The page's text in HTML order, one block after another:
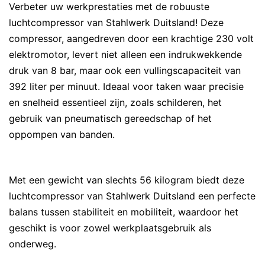
Verbeter uw werkprestaties met de robuuste
luchtcompressor van Stahlwerk Duitsland! Deze
compressor, aangedreven door een krachtige 230 volt
elektromotor, levert niet alleen een indrukwekkende
druk van 8 bar, maar ook een vullingscapaciteit van
392 liter per minuut. Ideaal voor taken waar precisie
en snelheid essentieel zijn, zoals schilderen, het
gebruik van pneumatisch gereedschap of het
oppompen van banden.
Met een gewicht van slechts 56 kilogram biedt deze
luchtcompressor van Stahlwerk Duitsland een perfecte
balans tussen stabiliteit en mobiliteit, waardoor het
geschikt is voor zowel werkplaatsgebruik als
onderweg.